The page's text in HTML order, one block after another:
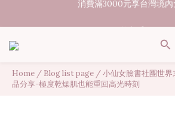
出貨時間15-45個工作天
Home / Blog list page /小仙女臉書社團世
品分享-極度乾燥肌也能重回高光時刻